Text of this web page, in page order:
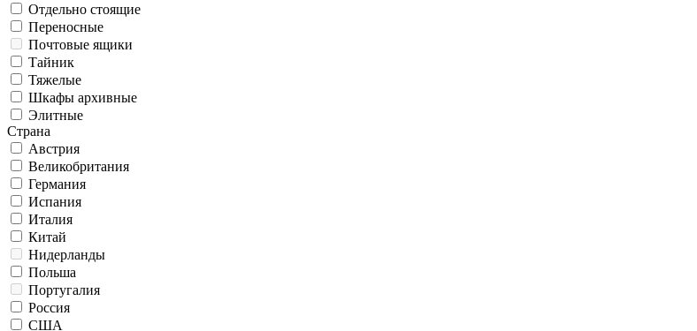
Отдельно стоящие
Переносные
Почтовые ящики
Тайник
Тяжелые
Шкафы архивные
Элитные
Страна
Австрия
Великобритания
Германия
Испания
Италия
Китай
Нидерланды
Польша
Португалия
Россия
США